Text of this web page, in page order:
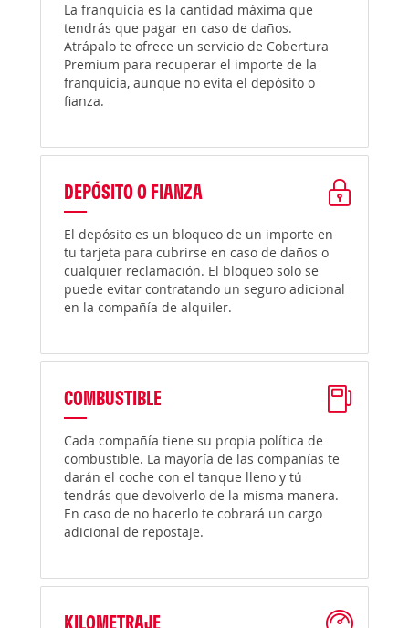
La franquicia es la cantidad máxima que
tendrás que pagar en caso de daños.
Atrápalo te ofrece un servicio de Cobertura
Premium para recuperar el importe de la
franquicia, aunque no evita el depósito o
fianza.
DEPÓSITO O FIANZA
El depósito es un bloqueo de un importe en
tu tarjeta para cubrirse en caso de daños o
cualquier reclamación. El bloqueo solo se
puede evitar contratando un seguro adicional
en la compañía de alquiler.
COMBUSTIBLE
Cada compañía tiene su propia política de
combustible. La mayoría de las compañías te
darán el coche con el tanque lleno y tú
tendrás que devolverlo de la misma manera.
En caso de no hacerlo te cobrará un cargo
adicional de repostaje.
KILOMETRAJE